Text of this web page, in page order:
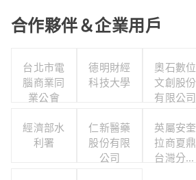
合作夥伴＆企業用戶
台北市電
腦商業同
業公會
德明財經
科技大學
奧石數位
文創股份
有限公司
經濟部水
利署
仁新醫藥
股份有限
公司
英屬安奎
拉商夏鼎
台灣分公